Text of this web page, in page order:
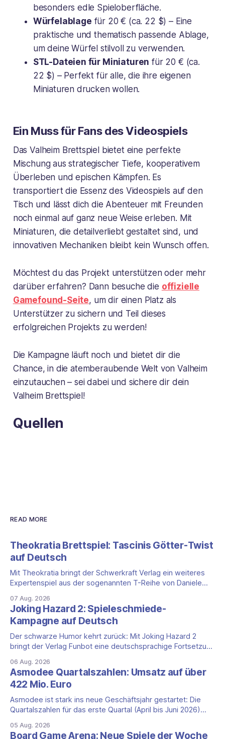
besonders edle Spieloberfläche.
Würfelablage für 20 € (ca. 22 $) – Eine
praktische und thematisch passende Ablage,
um deine Würfel stilvoll zu verwenden.
STL-Dateien für Miniaturen für 20 € (ca.
22 $) – Perfekt für alle, die ihre eigenen
Miniaturen drucken wollen.
Ein Muss für Fans des Videospiels
DasValheim Brettspiel
bietet eine perfekte
Mischung aus strategischer Tiefe, kooperativem
Überleben und epischen Kämpfen. Es
transportiert die Essenz des Videospiels auf den
Tisch und lässt dich die Abenteuer mit Freunden
noch einmal auf ganz neue Weise erleben. Mit
Miniaturen, die detailverliebt gestaltet sind, und
innovativen Mechaniken bleibt kein Wunsch offen.
Möchtest du das Projekt unterstützen oder mehr
darüber erfahren? Dann besuche die offizielle
Gamefound-Seite, um dir einen Platz als
Unterstützer zu sichern und Teil dieses
erfolgreichen Projekts zu werden!
Die Kampagne läuft noch und bietet dir die
Chance, in die atemberaubende Welt vonValheim
einzutauchen – sei dabei und sichere dir dein
Valheim Brettspiel !
Quellen
READ MORE
Theokratia Brettspiel: Tascinis Götter-Twist
auf Deutsch
Mit Theokratia bringt der Schwerkraft Verlag ein weiteres
Expertenspiel aus der sogenannten T-Reihe von Daniele
Tekhenu und Tzolk'in gehören. Der Aufhänger ist ein
ungewöhnlicher Perspektivwechsel: Sie steuern nicht die
eigene Zivilisation, sondern eine hochentwickelte
außerirdische Gottheit, die vier
07 Aug. 2026
Joking Hazard 2: Spieleschmiede-
Kampagne auf Deutsch
Der schwarze Humor kehrt zurück: Mit Joking Hazard 2
bringt der Verlag Funbot eine deutschsprachige Fortsetzung
Happiness (Explosm) auf die Spieleschmiede. Wir ordnen
ein, was die Kampagne unter dem Motto „Die fiesen
Comics sind zurück!" bietet und wo sie schweigt.
06 Aug. 2026
Asmodee Quartalszahlen: Umsatz auf über
422 Mio. Euro
Asmodee ist stark ins neue Geschäftsjahr gestartet: Die
Quartalszahlen für das erste Quartal (April bis Juni 2026)
Prozent auf 422,1 Millionen Euro. Getragen wird das
05 Aug. 2026
Board Game Arena: Neue Spiele der Woche